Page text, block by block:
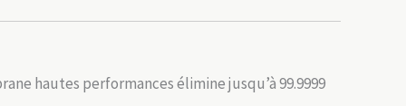
hautes performances élimine jusqu’à 99.9999